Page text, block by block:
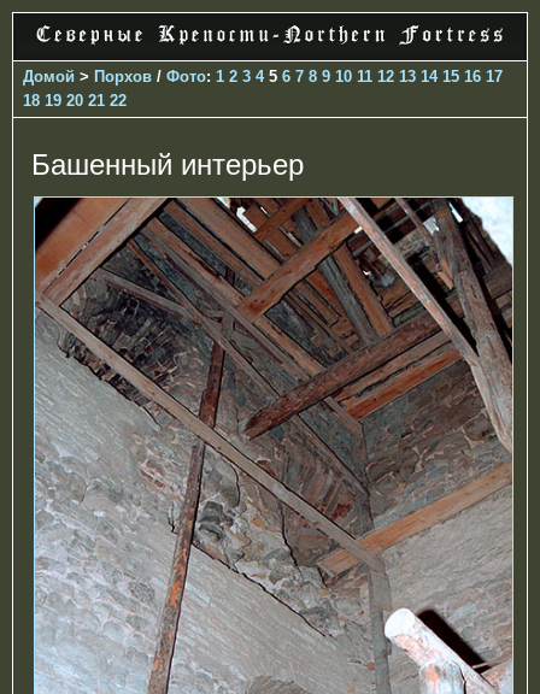
Домой > Порхов / Фото: 1 2 3 45 6 7 8 9 10 11 12 13 14 15 16 17
18 19 20 21 22
Башенный интерьер